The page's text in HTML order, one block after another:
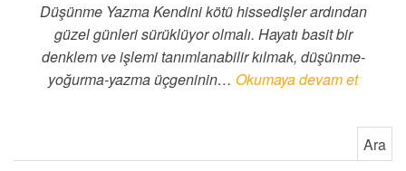
Düşünme Yazma Kendini kötü hissedişler ardından
güzel günleri sürüklüyor olmalı. Hayatı basit bir
denklem ve işlemi tanımlanabilir kılmak, düşünme-
yoğurma-yazma üçgeninin… Okumaya devam et